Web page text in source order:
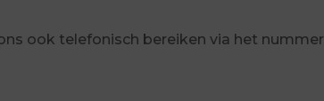
ook telefonisch bereiken via het nummer